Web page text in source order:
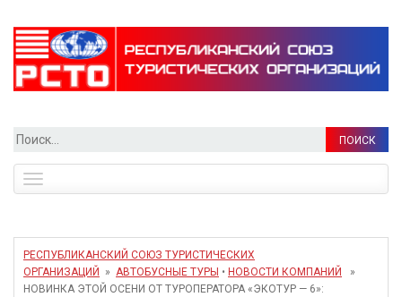
Найти:
navigation
РЕСПУБЛИКАНСКИЙ СОЮЗ ТУРИСТИЧЕСКИХ
ОРГАНИЗАЦИЙ
» АВТОБУСНЫЕ ТУРЫ • НОВОСТИ КОМПАНИЙ
»
НОВИНКА ЭТОЙ ОСЕНИ ОТ ТУРОПЕРАТОРА «ЭКОТУР — 6»: